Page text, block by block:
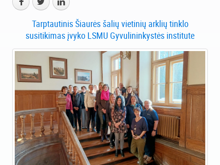
Tarptautinis Šiaurės šalių vietinių arklių tinklo
susitikimas įvyko LSMU Gyvulininkystės institute